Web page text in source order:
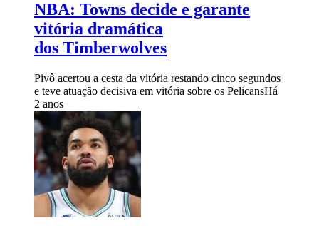
NBA: Towns decide e garante
vitória dramática
dos Timberwolves
Pivô acertou a cesta da vitória restando cinco segundos
e teve atuação decisiva em vitória sobre os PelicansHá
2 anos